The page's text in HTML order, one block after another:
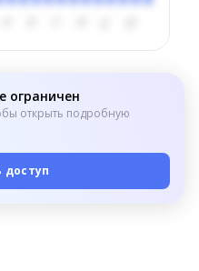
ограничен
открыть подробную
доступ